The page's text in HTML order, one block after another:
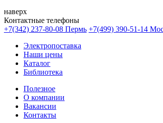
наверх
Контактные телефоны
+7(342) 237-80-08 Пермь +7(499) 390-51-14
Электропоставка
Наши цены
Каталог
Библиотека
Полезное
О компании
Вакансии
Контакты